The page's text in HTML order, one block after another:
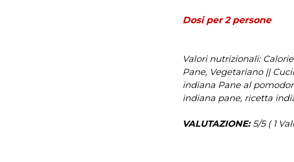
Dosi per2persone
Valori nutrizionali: Calorie
Pane, Vegetariano ||
indiana Pane al
indiana pane, ricetta
VALUTAZIONE: 5/5 ( 1